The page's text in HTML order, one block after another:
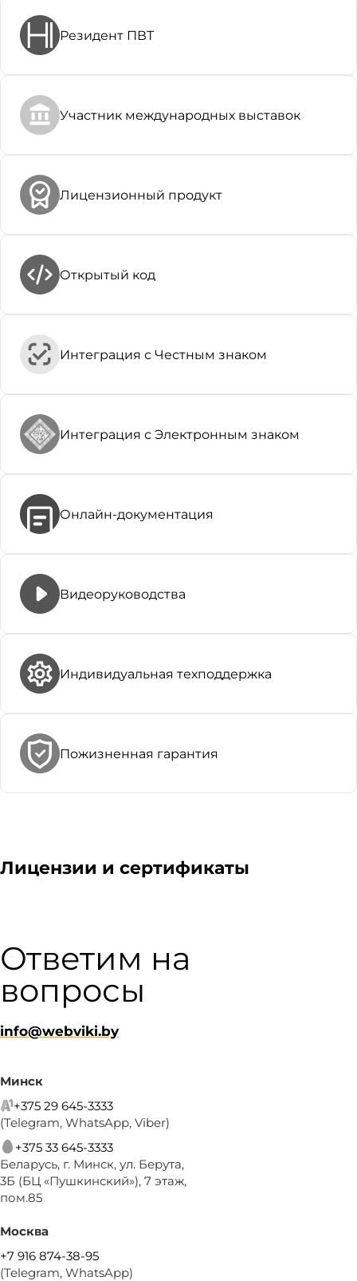
Резидент ПВТ
Участник международных выставок
Лицензионный продукт
Открытый код
Интеграция с Честным знаком
Интеграция с Электронным знаком
Онлайн-документация
Видеоруководства
Индивидуальная техподдержка
Пожизненная гарантия
Лицензии и сертификаты
Ответим на
вопросы
info@webviki.by
Минск
+375 29 645-3333
(Telegram, WhatsApp, Viber)
+375 33 645-3333
Беларусь, г. Минск, ул. Берута,
3Б (БЦ «Пушкинский»), 7 этаж,
пом.85
Москва
+7 916 874-38-95
(Telegram, WhatsApp)